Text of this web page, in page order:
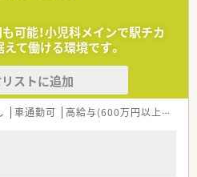
導を受けて頂きます。
する調剤薬局です。
です。萩市の地域医療に積極的に取
す。
完備。遠方から転居の方は転居費用も
で働きたい方
可能！小児科メインで駅チカ
て働ける環境です。
ストに追加
車通勤可 高給与(600万円以上)